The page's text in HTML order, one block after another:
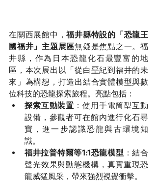
在關西展館中，福井縣特設的「恐龍王
國福井」主題展區無疑是焦點之一。福
井縣，作為日本恐龍化石最豐富的地
區，本次展出以「從白堊紀到福井的未
來」為構想，打造出結合實體模型與數
位科技的恐龍探索旅程。亮點包括：
探索互動裝置 ：使用手電筒型互動
設備，參觀者可在館內進行化石尋
寶，進一步認識恐龍與古環境知
識。
福井拉普特爾等1:1恐龍模型 ：結合
聲光效果與動態機構，真實重現恐
龍威猛風采，帶來強烈視覺衝擊。